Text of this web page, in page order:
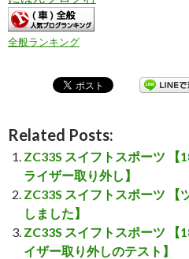
全般ランキング
Related Posts:
ZC33S スイフトスポーツ
ライザー取り外し】
ZC33S スイフトスポーツ 【
しました】
ZC33S スイフトスポーツ
イザー取り外しのテスト】